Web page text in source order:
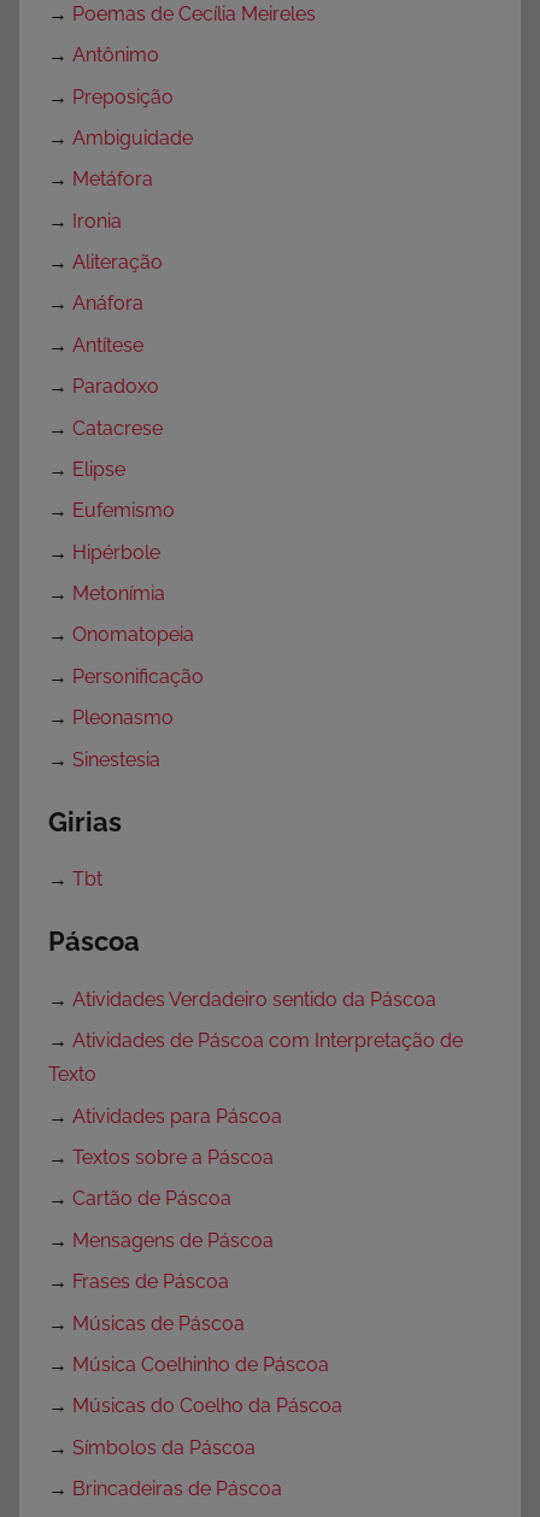
→ Poemas de Cecília Meireles
→ Antônimo
→ Preposição
→ Ambiguidade
→ Metáfora
→ Ironia
→ Aliteração
→ Anáfora
→ Antítese
→ Paradoxo
→ Catacrese
→ Elipse
→ Eufemismo
→ Hipérbole
→ Metonímia
→ Onomatopeia
→ Personificação
→ Pleonasmo
→ Sinestesia
Girias
→ Tbt
Páscoa
→ Atividades Verdadeiro sentido da Páscoa
→ Atividades de Páscoa com Interpretação de
Texto
→ Atividades para Páscoa
→ Textos sobre a Páscoa
→ Cartão de Páscoa
→ Mensagens de Páscoa
→ Frases de Páscoa
→ Músicas de Páscoa
→ Música Coelhinho de Páscoa
→ Músicas do Coelho da Páscoa
→ Símbolos da Páscoa
→ Brincadeiras de Páscoa